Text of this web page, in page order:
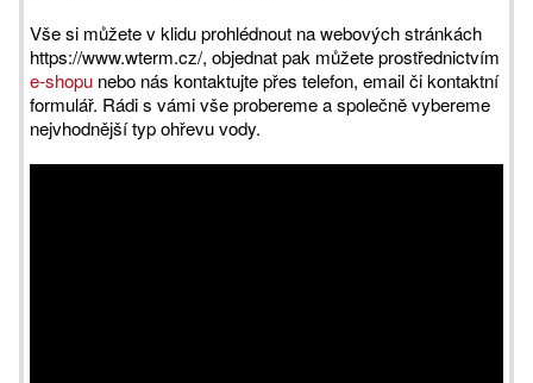
Vše si můžete v klidu prohlédnout na webových stránkách
https://www.wterm.cz/, objednat pak můžete prostřednictvím
e-shopu nebo nás kontaktujte přes telefon, email či kontaktní
formulář. Rádi s vámi vše probereme a společně vybereme
nejvhodnější typ ohřevu vody.